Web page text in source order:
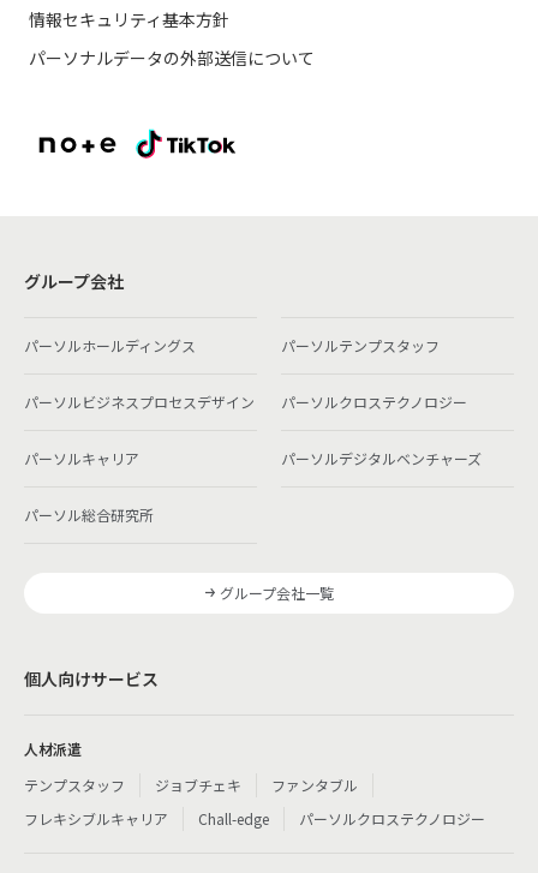
情報セキュリティ基本方針
パーソナルデータの外部送信について
グループ会社
パーソルホールディングス パーソルテンプスタッフ
パーソルビジネスプロセスデザイン パーソルクロステクノロジー
パーソルキャリア パーソルデジタルベンチャーズ
パーソル総合研究所
グループ会社一覧
個人向けサービス
人材派遣
テンプスタッフ
ジョブチェキ
ファンタブル
フレキシブルキャリア
Chall-edge パーソルクロステクノロジー